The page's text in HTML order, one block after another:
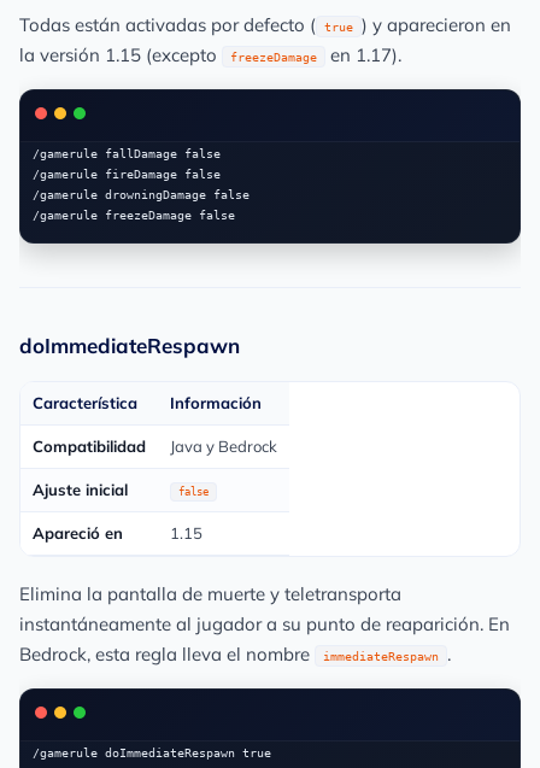
Todas están activadas por defecto ( true ) y aparecieron en
la versión 1.15 (excepto
freezeDamage en 1.17).
/gamerule fallDamage false
/gamerule fireDamage false
/gamerule drowningDamage false
doImmediateRespawn
Característica Información
Compatibilidad Java y Bedrock
Ajuste inicial false
Apareció en 1.15
Elimina la pantalla de muerte y teletransporta
instantáneamente al jugador a su punto de reaparición. En
Bedrock, esta regla lleva el nombre
immediateRespawn .